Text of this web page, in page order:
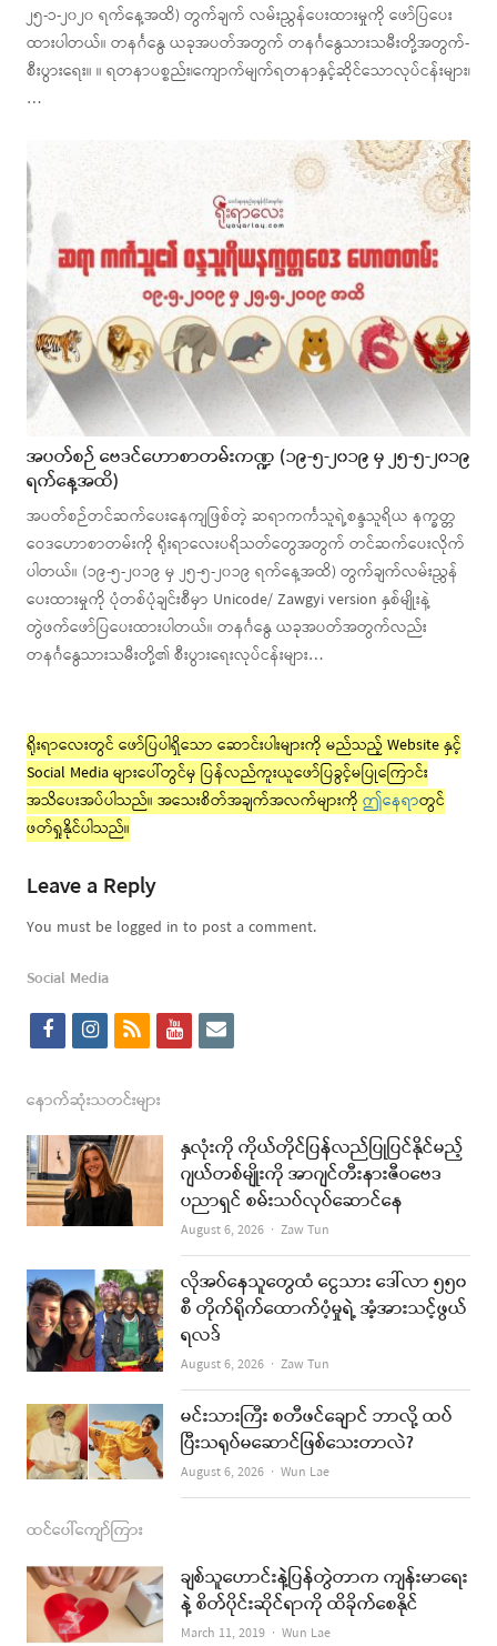
၂၅-၁-၂၀၂၀ ရက်နေ့အထိ) တွက်ချက် လမ်းညွှန်ပေးထားမှုကို ဖော်ပြပေး
ထားပါတယ်။ တနင်္ဂနွေ ယခုအပတ်အတွက် တနင်္ဂနွေသားသမီးတို့အတွက်-
စီးပွားရေး။ ။ ရတနာပစ္စည်း၊ကျောက်မျက်ရတနာနှင့်ဆိုင်သောလုပ်ငန်းများ၊
…
အပတ်စဉ် ဗေဒင်ဟောစာတမ်းကဏ္ဍ (၁၉-၅-၂၀၁၉ မှ ၂၅-၅-၂၀၁၉
ရက်နေ့အထိ)
အပတ်စဉ်တင်ဆက်ပေးနေကျဖြစ်တဲ့ ဆရာကင်္ကသူရဲ့စန္ဒသူရိယ နက္ခတ္တ
ဝေဒဟောစာတမ်းကို ရိုးရာလေးပရိသတ်တွေအတွက် တင်ဆက်ပေးလိုက်
ပါတယ်။ (၁၉-၅-၂၀၁၉ မှ ၂၅-၅-၂၀၁၉ ရက်နေ့အထိ) တွက်ချက်လမ်းညွှန်
ပေးထားမှုကို ပုံတစ်ပုံချင်းစီမှာ Unicode/ Zawgyi version နှစ်မျိုးနဲ့
တွဲဖက်ဖော်ပြပေးထားပါတယ်။ တနင်္ဂနွေ ယခုအပတ်အတွက်လည်း
တနင်္ဂနွေသားသမီးတို့၏ စီးပွားရေးလုပ်ငန်းများ…
ရိုးရာလေးတွင် ဖော်ပြပါရှိသော ဆောင်းပါးများကို မည်သည့် Website နှင့်
Social Media များပေါ်တွင်မှ ပြန်လည်ကူးယူဖော်ပြခွင့်မပြုကြောင်း
အသိပေးအပ်ပါသည်။ အသေးစိတ်အချက်အလက်များကို ဤနေရာတွင်
ဖတ်ရှုနိုင်ပါသည်။
Leave a Reply
You must be logged in to post a comment.
Social Media
f
c
e
b
o
k
i
s
t
a
g
a
m
r
s
y
t
u
b
e
e
i
l
နောက်ဆုံးသတင်းများ
နှလုံးကို ကိုယ်တိုင်ပြန်လည်ပြုပြင်နိုင်မည့်
ဂျယ်တစ်မျိုးကို အာဂျင်တီးနားဇီဝဗေဒ
ပညာရှင် စမ်းသပ်လုပ်ဆောင်နေ
August 6, 2026 Author
Zaw Tun
လိုအပ်နေသူတွေထံ ငွေသား ဒေါ်လာ ၅၅၀
စီ တိုက်ရိုက်ထောက်ပံ့မှုရဲ့ အံ့အားသင့်ဖွယ်
ရလဒ်
August 6, 2026 Author
Zaw Tun
မင်းသားကြီး စတီဖင်ချောင် ဘာလို့ ထပ်
ပြီးသရုပ်မဆောင်ဖြစ်သေးတာလဲ?
August 6, 2026 Author
Wun Lae
ထင်ပေါ်ကျော်ကြား
ချစ်သူဟောင်းနဲ့ပြန်တွဲတာက ကျန်းမာရေး
နဲ့ စိတ်ပိုင်းဆိုင်ရာကို ထိခိုက်စေနိုင်
March 11, 2019 Author
Wun Lae